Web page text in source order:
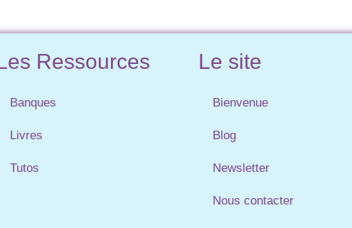
Ressources
Banques
Livres
Tutos
Le site
Bienvenue
Blog
Newsletter
Nous contacter